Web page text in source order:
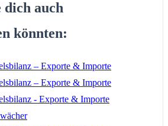
auch
könnten:
– Exporte & Importe
– Exporte & Importe
- Exporte & Importe